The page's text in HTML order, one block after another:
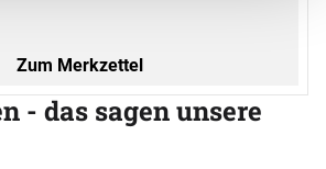
Zum Merkzettel
- das sagen unsere